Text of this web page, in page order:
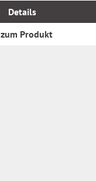
Details
zum Produkt